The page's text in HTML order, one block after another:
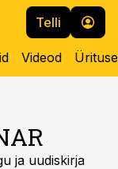
Telli
Videod
ja uudiskirja